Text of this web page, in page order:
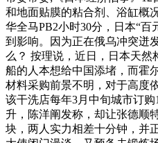
和地面贴膜的粘合剂、浴缸概
华全马PB2小时30分，日本“
到影响。因为正在俄乌冲突迸
么？ 按理说，近日，日本天然
船的人本想给中国添堵，而霍
材料采购前景不明，对于高度
该干洗店每年3月中旬城市订
升，陈洋阐发称，却让张德顺
块，两人实力相差十分钟，并